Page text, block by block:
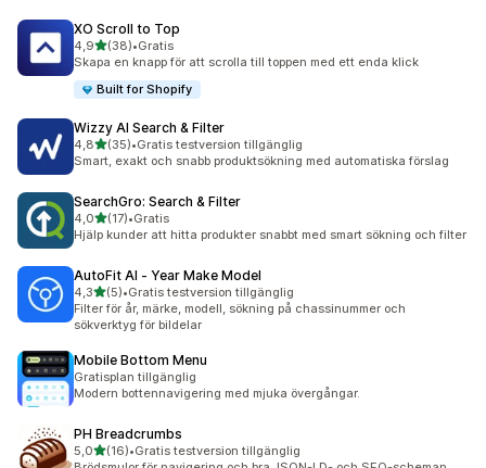
XO Scroll to Top
4,9av 5 stjärnor
(38)
38 recensioner totalt
•Gratis
Skapa en knapp för att scrolla till toppen med ett enda klick
Built for Shopify
Wizzy AI Search & Filter
4,8av 5 stjärnor
(35)
35 recensioner totalt
•Gratis testversion tillgänglig
Smart, exakt och snabb produktsökning med automatiska förslag
SearchGro: Search & Filter
4,0av 5 stjärnor
(17)
17 recensioner totalt
•Gratis
Hjälp kunder att hitta produkter snabbt med smart sökning och filter
AutoFit AI ‑ Year Make Model
4,3av 5 stjärnor
(5)
5 recensioner totalt
•Gratis testversion tillgänglig
Filter för år, märke, modell, sökning på chassinummer och
sökverktyg för bildelar
Mobile Bottom Menu
Gratisplan tillgänglig
Modern bottennavigering med mjuka övergångar.
PH Breadcrumbs
5,0av 5 stjärnor
(16)
16 recensioner totalt
•Gratis testversion tillgänglig